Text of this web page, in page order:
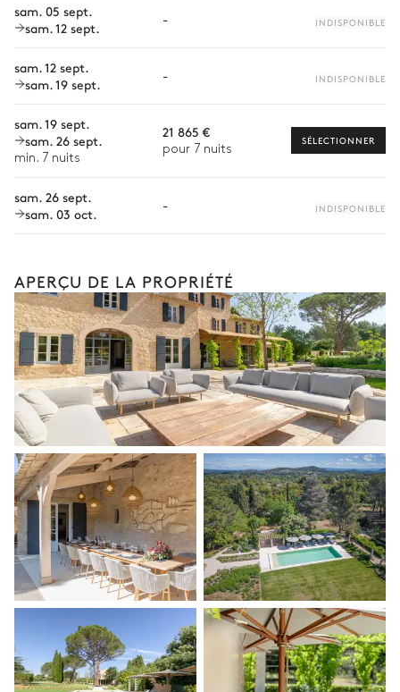
Terrain de tennis
Chef à domicile
Bien-être à domicile
Babysitter
Location de vélo
Visites gastronomiques
Cours de cuisine
Les services et expériences proposés peuvent varier selon la
saison, la destination ou la disponibilité. Notre conciergerie
vous guidera vers les offres disponibles pour votre séjour.
sam. 05 sept.
sam. 12 sept.
- INDISPONIBLE
sam. 12 sept.
sam. 19 sept.
- INDISPONIBLE
sam. 19 sept.
sam. 26 sept.
min. 7 nuits
21 865 €
pour 7 nuits
SÉLECTIONNER
sam. 26 sept.
sam. 03 oct.
- INDISPONIBLE
APERÇU DE LA PROPRIÉTÉ